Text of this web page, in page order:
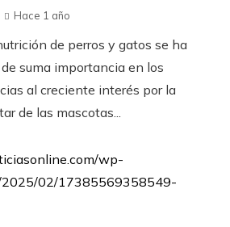
Hace 1 año
de perros y gatos se ha
suma importancia en los
al creciente interés por la
de las mascotas...